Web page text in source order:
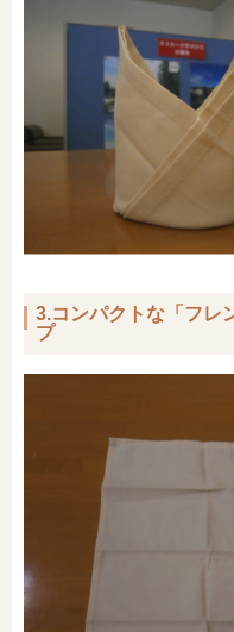
3.コンパクトな「フレ
プ